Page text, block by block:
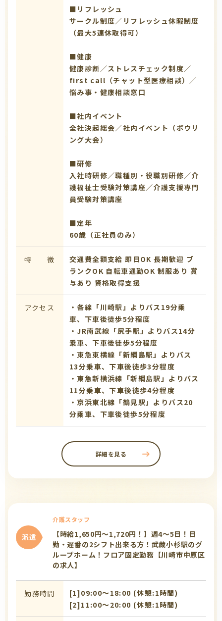
■リフレッシュ
サークル制度／リフレッシュ休暇制度
（最大5連休取得可）
■健康
健康診断／ストレスチェック制度／
first call（チャット型医療相談）／
悩み事・健康相談窓口
■社内イベント
全社決起総会／社内イベント（ボウリ
ング大会）
■研修
入社時研修／職種別・役職別研修／介
護福祉士受験対策講座／介護支援専門
員受験対策講座
■定年
60歳（正社員のみ）
特 徴 交通費全額支給 即日OK 長期歓迎 ブ
ランクOK 自転車通勤OK 制服あり 賞
与あり 資格取得支援
アクセス
・各線「川崎駅」よりバス19分乗
車、下車後徒歩5分程度
・JR南武線「尻手駅」よりバス14分
乗車、下車後徒歩5分程度
・東急東横線「新綱島駅」よりバス
13分乗車、下車後徒歩3分程度
・東急新横浜線「新綱島駅」よりバス
11分乗車、下車後徒歩4分程度
・京浜東北線「鶴見駅」よりバス20
分乗車、下車後徒歩5分程度
詳細を見る
派遣
介護スタッフ
【時給1,650円～1,720円！】週4～5日！日
勤・遅番の2シフト出来る方！武蔵小杉駅のグ
ループホーム！フロア固定勤務【川崎市中原区
の求人】
勤務時間
[1]09:00〜18:00 (休憩:1時間)
[2]11:00〜20:00 (休憩:1時間)